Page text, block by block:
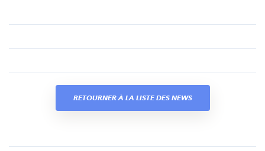
RETOURNER À LA LISTE DES NEWS